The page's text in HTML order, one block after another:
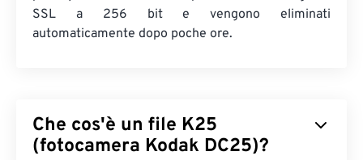
SSL a 256 bit e vengono eliminati
automaticamente dopo poche ore.
Che cos'è un file K25
(fotocamera Kodak DC25)?